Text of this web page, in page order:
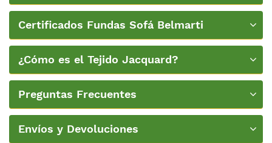
Certificados Fundas Sofá Belmarti
¿Cómo es el Tejido Jacquard?
Preguntas Frecuentes
Envíos y Devoluciones